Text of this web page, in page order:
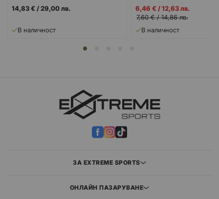
14,83 € /29,00 лв.
В наличност
Промо
цена
6,46 € /12,63 лв.
7,60 €/14,86 лв.
В наличност
ЗА EXTREME SPORTS
ОНЛАЙН ПАЗАРУВАНЕ